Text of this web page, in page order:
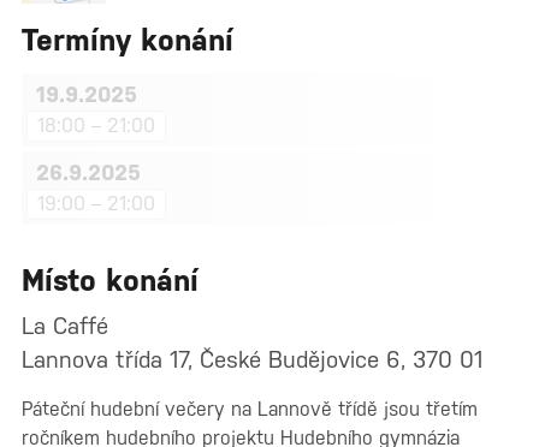
Termíny konání
19.9.2025
18:00 – 21:00
26.9.2025
19:00 – 21:00
Místo konání
La Caffé
Lannova třída 17, České Budějovice 6, 370 01
Páteční hudební večery na Lannově třídě jsou třetím
ročníkem hudebního projektu Hudebního gymnázia